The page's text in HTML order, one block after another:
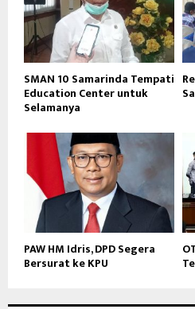
SMAN 10 Samarinda Tempati
Education Center untuk
Selamanya
PAW HM Idris, DPD Segera
Bersurat ke KPU